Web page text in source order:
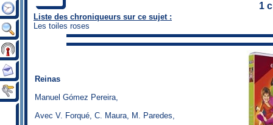
1
Liste des chroniqueurs sur ce sujet :
Les toiles roses
Reinas
Manuel Gómez Pereira,
Avec V. Forqué, C. Maura, M. Paredes,